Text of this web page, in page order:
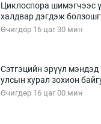
Циклоспора шимэгчээс
халдвар дэгдэж
Өчигдөр 16 цаг 30 мин
Сэтгэцийн эрүүл мэндэд
улсын хурал зохион
Өчигдөр 16 цаг 00 мин